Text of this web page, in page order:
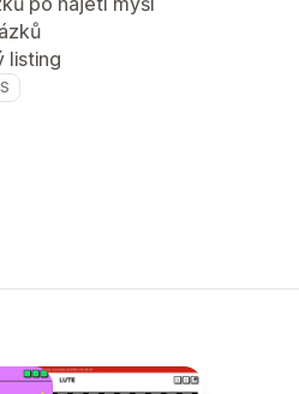
listing